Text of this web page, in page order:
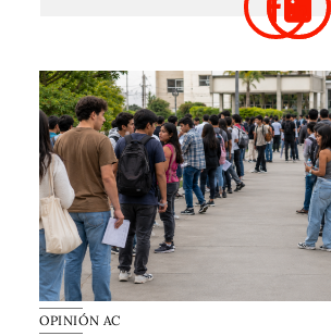
OPINIÓN AC